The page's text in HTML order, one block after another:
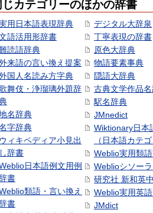
じカテゴリーのほかの辞書
用日本語表現辞典
語活用形辞書
読語辞典
来語の言い換え提案
国人名読み方字典
舞伎・浄瑠璃外題辞
名辞典
字辞典
ウィキペディア小見出
し辞書
日本語例文用例
書
類語・言い換え
書
デジタル大辞泉
丁寧表現の辞書
原色大辞典
物語要素事典
隠語大辞典
古典文学作品
駅名辞典
JMnedict
Wiktionary日本
（日本語カテ
Weblio実用類
Weblioシソー
研究社 新和英
Weblio実用英
JMdict